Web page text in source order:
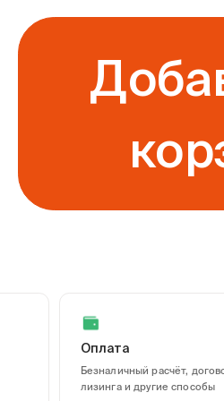
Оплата
Безналичный расчёт,
лизинга и другие способы